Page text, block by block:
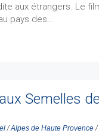
aux étrangers. Le
pays des…
Semelles
/Alpes de Haute Provence/